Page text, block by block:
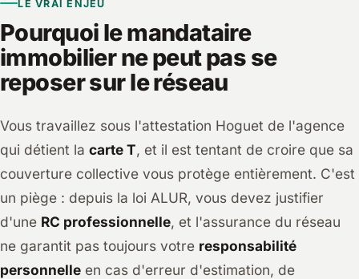
LE VRAI ENJEU
Pourquoi le mandataire
immobilier ne peut pas se
reposer sur le réseau
Vous travaillez sous l'attestation Hoguet de l'agence
qui détient la carte T, et il est tentant de croire que sa
couverture collective vous protège entièrement. C'est
un piège : depuis la loi ALUR, vous devez justifier
d'une RC professionnelle, et l'assurance du réseau
ne garantit pas toujours votre responsabilité
personnelle en cas d'erreur d'estimation, de